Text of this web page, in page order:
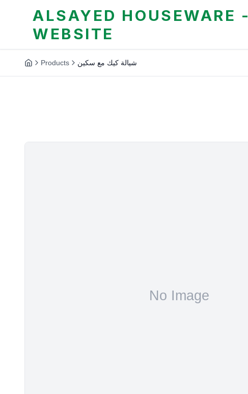
ALSAYED HOUSEWARE -
WEBSITE
Products شيالة كيك مع سكين